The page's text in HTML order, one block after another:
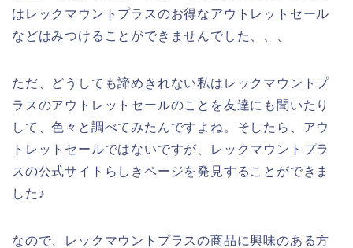
はレックマウントプラスのお得なアウトレットセール
などはみつけることができませんでした、、、
ただ、どうしても諦めきれない私はレックマウントプ
ラスのアウトレットセールのことを友達にも聞いたり
して、色々と調べてみたんですよね。そしたら、アウ
トレットセールではないですが、レックマウントプラ
スの公式サイトらしきページを発見することができま
した♪
なので、レックマウントプラスの商品に興味のある方